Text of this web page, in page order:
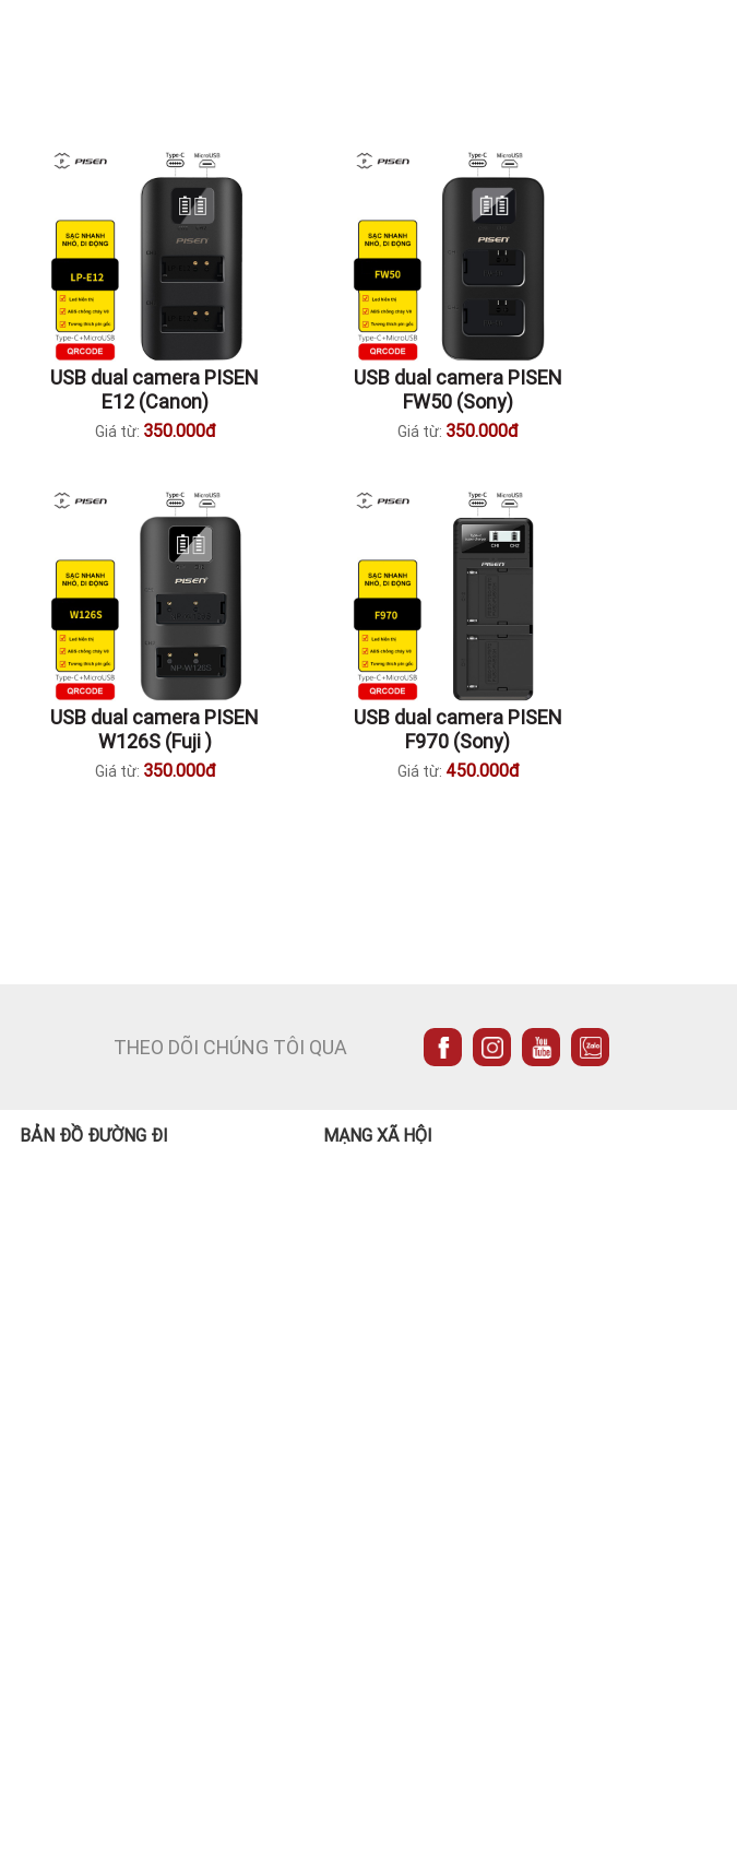
USB dual camera PISEN
E12 (Canon)
Giá từ: 350.000đ
USB dual camera PISEN
FW50 (Sony)
Giá từ: 350.000đ
USB dual camera PISEN
W126S (Fuji )
Giá từ: 350.000đ
USB dual camera PISEN
F970 (Sony)
Giá từ: 450.000đ
THEO DÕI CHÚNG TÔI QUA
BẢN ĐỒ ĐƯỜNG ĐI MẠNG XÃ HỘI